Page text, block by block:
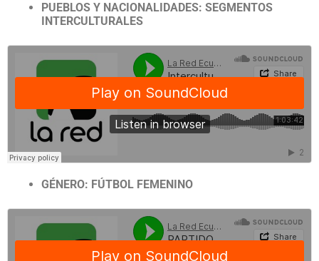
PUEBLOS Y NACIONALIDADES: SEGMENTOS
INTERCULTURALES
GÉNERO: FÚTBOL FEMENINO